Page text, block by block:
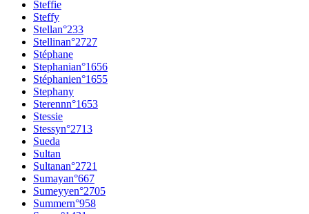
Steffie
Steffy
Stellan°233
Stellinan°2727
Stéphane
Stephanian°1656
Stéphanien°1655
Stephany
Sterennn°1653
Stessie
Stessyn°2713
Sueda
Sultan
Sultanan°2721
Sumayan°667
Sumeyyen°2705
Summern°958